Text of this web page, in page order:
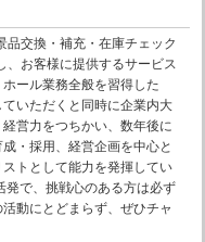
品交換・補充・在庫チェック
、お客様に提供するサービス
ール業務全般を習得した
いただくと同時に企業内大
営力をつちかい、数年後に
・採用、経営企画を中心と
トとして能力を発揮してい
発で、挑戦心のある方は必ず
動にとどまらず、ぜひチャ